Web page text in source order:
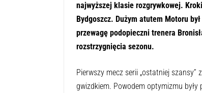
najwyższej klasie rozgrywkowej.
Bydgoszcz. Dużym atutem Motoru
przewagę podopieczni trenera
rozstrzygnięcia sezonu.
Pierwszy mecz serii „ostatniej
gwizdkiem. Powodem optymizmu